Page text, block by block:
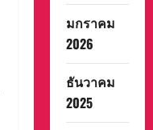
มกราคม
2026
ธันวาคม
2025